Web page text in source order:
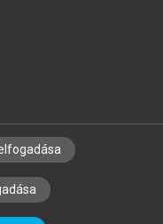
ALAPELVEK